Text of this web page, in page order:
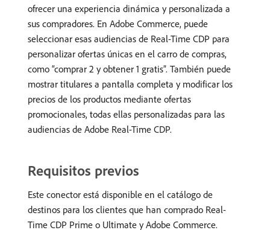
ofrecer una experiencia dinámica y personalizada a
sus compradores. En Adobe Commerce, puede
seleccionar esas audiencias de Real-Time CDP para
personalizar ofertas únicas en el carro de compras,
como “comprar 2 y obtener 1 gratis”. También puede
mostrar titulares a pantalla completa y modificar los
precios de los productos mediante ofertas
promocionales, todas ellas personalizadas para las
audiencias de Adobe Real-Time CDP.
Requisitos previos
Este conector está disponible en el catálogo de
destinos para los clientes que han comprado Real-
Time CDP Prime o Ultimate y Adobe Commerce.